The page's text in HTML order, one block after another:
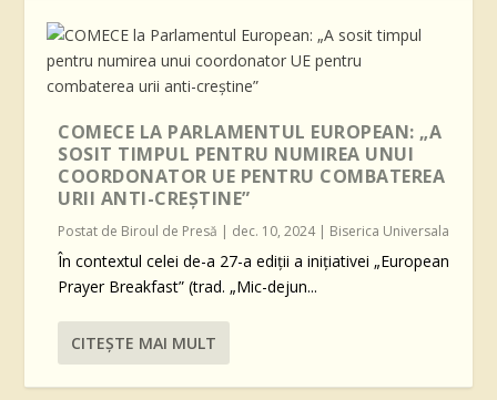
COMECE LA PARLAMENTUL EUROPEAN: „A
SOSIT TIMPUL PENTRU NUMIREA UNUI
COORDONATOR UE PENTRU COMBATEREA
URII ANTI-CREȘTINE”
Postat de Biroul de Presă | dec. 10, 2024| Biserica Universala
În contextul celei de-a 27-a ediții a inițiativei „European
Prayer Breakfast” (trad. „Mic-dejun...
CITEŞTE MAI MULT